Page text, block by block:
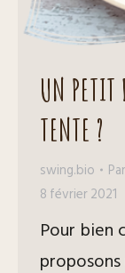
UN PETIT
TENTE ?
swing.bio Par
8 février 2021
Pour bien